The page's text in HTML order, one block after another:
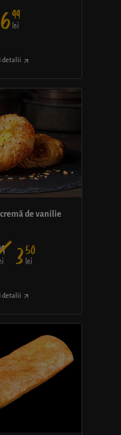
699
lei
detalii
de vanilie
350
lei
detalii